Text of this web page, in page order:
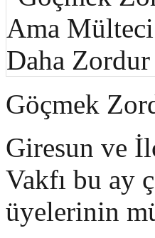
Göçmek
Giresun ve
Vakfı bu ay
üyelerinin